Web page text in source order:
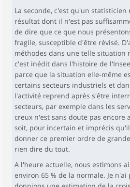
La seconde, c'est qu'un
résultat dont il n'est pas
de dire que ce que nous
fragile, susceptible d'être révisé.
méthodes dans une telle situation
c'est inédit dans l'histoire de
parce que la situation elle-même
certains secteurs industriels et
l'activité reprend après s'être
secteurs, par exemple dans les
creux n'est sans doute pas encore
soit, pour incertain et imprécis qu'il
donner ce premier ordre de
rien dire du tout.
A l'heure actuelle, nous estimons
environ 65 % de la normale. Je